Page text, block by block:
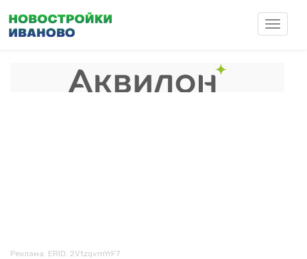
основному
Toggle
Реклама. ERID: 2VtzqvmYrF7